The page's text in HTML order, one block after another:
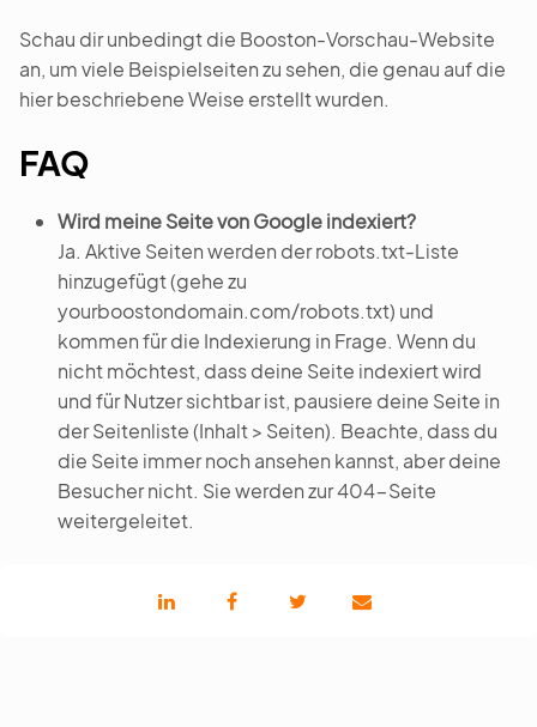
Schau dir unbedingt die Booston-Vorschau-Website
an, um viele Beispielseiten zu sehen, die genau auf die
hier beschriebene Weise erstellt wurden.
FAQ
Wird meine Seite von Google indexiert?
Ja. Aktive Seiten werden der robots.txt-Liste
hinzugefügt (gehe zu
yourboostondomain.com/robots.txt) und
kommen für die Indexierung in Frage. Wenn du
nicht möchtest, dass deine Seite indexiert wird
und für Nutzer sichtbar ist, pausiere deine Seite in
der Seitenliste (Inhalt > Seiten). Beachte, dass du
die Seite immer noch ansehen kannst, aber deine
Besucher nicht. Sie werden zur 404-Seite
weitergeleitet.